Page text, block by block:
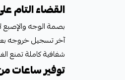
القضاء التام
بصمة الوجه والإصبع
شفافية كاملة تمنع
توفير ساعات